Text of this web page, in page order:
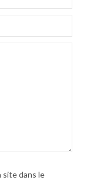
site dans le